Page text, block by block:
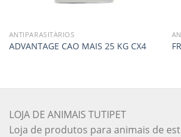
ANTIPARASITÁRIOS
ADVANTAGE CAO MAIS 25 KG CX4
LOJA DE ANIMAIS TUTIPET
Loja de produtos para animais de